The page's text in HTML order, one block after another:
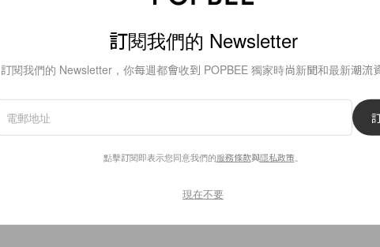
踏入秋冬就該準備，這 11 款滋
膩的護手霜是每個女生的必備！
根據非正式的統計，大部分成功的女強人的手袋中，都會必備
訂閱我們的 Newsletter
訂閱我們的 Newsletter，你每週都會收到 POPBEE 獨家時尚新聞和最新潮流資
點擊訂閱即表示您同意我們的服務條款與隱私政策
現在不要